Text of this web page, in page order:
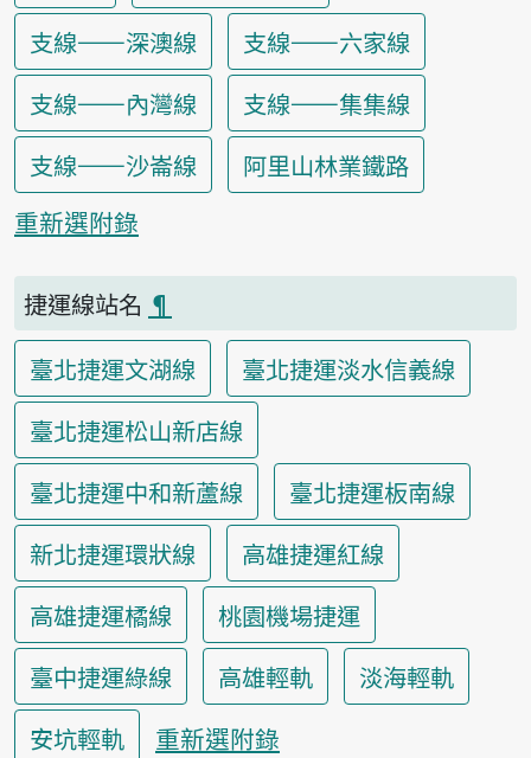
支線——深澳線
支線——六家線
支線——內灣線
支線——集集線
支線——沙崙線
阿里山林業鐵路
重新選附錄
捷運線站名 ¶
臺北捷運文湖線
臺北捷運淡水信義線
臺北捷運松山新店線
臺北捷運中和新蘆線
臺北捷運板南線
新北捷運環狀線
高雄捷運紅線
高雄捷運橘線
桃園機場捷運
臺中捷運綠線
高雄輕軌
淡海輕軌
安坑輕軌
重新選附錄